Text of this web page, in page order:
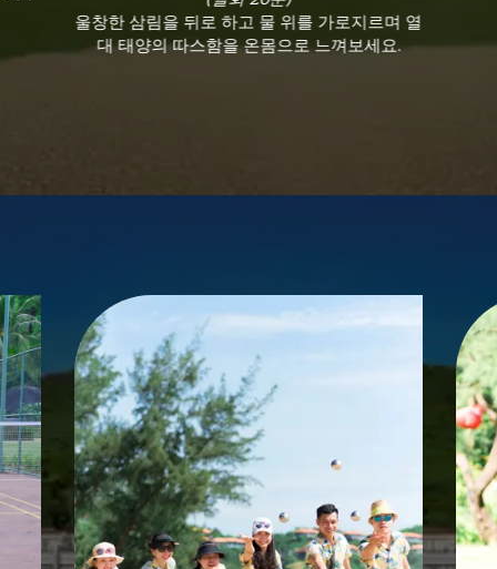
울창한 삼림을 뒤로 하고 물 위를 가로지르며 열
대 태양의 따스함을 온몸으로 느껴보세요.